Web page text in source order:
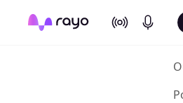
On Air Podcasts